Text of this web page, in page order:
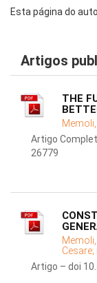
Esta página do
Artigos
THE
Artigo
26779
Cesare;
Artigo – doi